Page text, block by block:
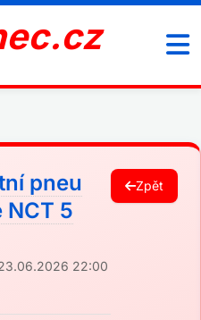
pneu
NCT 5
22:00
Zpět